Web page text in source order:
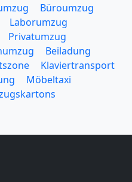
Büroumzug
Laborumzug
Privatumzug
Beiladung
Klaviertransport
Möbeltaxi